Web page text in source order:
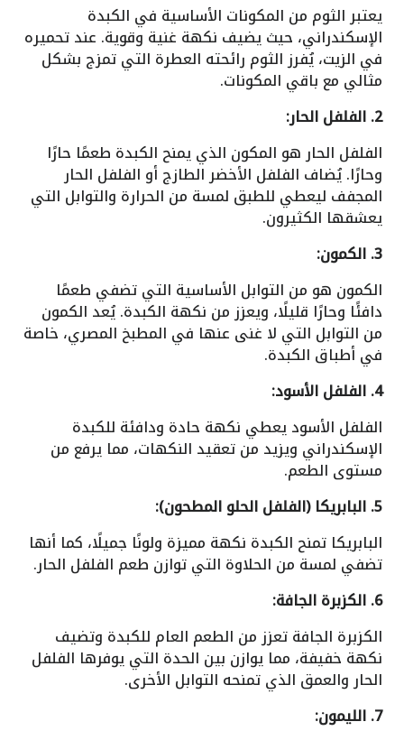
يعتبر الثوم من المكونات الأساسية في الكبدة
الإسكندراني، حيث يضيف نكهة غنية وقوية. عند تحميره
في الزيت، يُفرز الثوم رائحته العطرة التي تمزج بشكل
مثالي مع باقي المكونات.
2. الفلفل الحار:
الفلفل الحار هو المكون الذي يمنح الكبدة طعمًا حارًا
وحارًا. يُضاف الفلفل الأخضر الطازج أو الفلفل الحار
المجفف ليعطي للطبق لمسة من الحرارة والتوابل التي
يعشقها الكثيرون.
3. الكمون:
الكمون هو من التوابل الأساسية التي تضفي طعمًا
دافئًا وحارًا قليلًا، ويعزز من نكهة الكبدة. يُعد الكمون
من التوابل التي لا غنى عنها في المطبخ المصري، خاصة
في أطباق الكبدة.
4. الفلفل الأسود:
الفلفل الأسود يعطي نكهة حادة ودافئة للكبدة
الإسكندراني ويزيد من تعقيد النكهات، مما يرفع من
مستوى الطعم.
5. البابريكا (الفلفل الحلو المطحون):
البابريكا تمنح الكبدة نكهة مميزة ولونًا جميلًا، كما أنها
تضفي لمسة من الحلاوة التي توازن طعم الفلفل الحار.
6. الكزبرة الجافة:
الكزبرة الجافة تعزز من الطعم العام للكبدة وتضيف
نكهة خفيفة، مما يوازن بين الحدة التي يوفرها الفلفل
الحار والعمق الذي تمنحه التوابل الأخرى.
7. الليمون: